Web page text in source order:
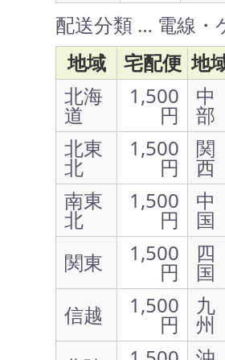
配送分類 … 電線・
地域
宅配便 地
北海
道
1,500
円
中
部
北東
北
1,500
円
関
西
南東
北
1,500
円
中
国
関東
1,500
円
四
国
信越
1,500
円
九
州